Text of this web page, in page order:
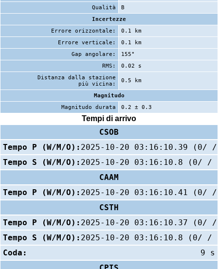
Qualità
B
Incertezze
Errore orizzontale:
0.1 km
Errore verticale:
0.1 km
Gap angolare:
155°
RMS:
0.02 s
Distanza dalla stazione
più vicina:
0.5 km
Magnitudo
Magnitudo durata
0.2 ± 0.3
Tempi di arrivo
CSOB
Tempo P (W/M/O): 2025-10-20 03:16:10.39 (0/
Tempo S (W/M/O): 2025-10-20 03:16:10.8 (0/ /
CAAM
Tempo P (W/M/O): 2025-10-20 03:16:10.41 (0/
CSTH
Tempo P (W/M/O): 2025-10-20 03:16:10.37 (0/
Tempo S (W/M/O): 2025-10-20 03:16:10.8 (0/ /
Coda:
9 s